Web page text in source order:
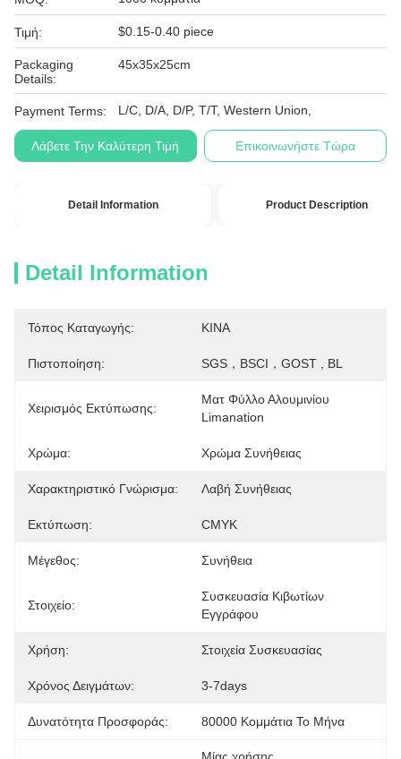
Τιμή: $0.15-0.40 piece
Packaging
Details:
45x35x25cm
Payment Terms: L/C, D/A, D/P, T/T, Western Union,
Λάβετε Την Καλύτερη Τιμή Επικοινωνήστε Τώρα
Detail Information Product Description
Detail Information
Τόπος Καταγωγής: ΚΙΝΑ
Πιστοποίηση: SGS，BSCI，GOST , BL
Χειρισμός Εκτύπωσης:
Ματ Φύλλο Αλουμινίου
Limanation
Χρώμα: Χρώμα Συνήθειας
Χαρακτηριστικό Γνώρισμα: Λαβή Συνήθειας
Εκτύπωση: CMYK
Μέγεθος: Συνήθεια
Στοιχείο:
Συσκευασία Κιβωτίων
Εγγράφου
Χρήση: Στοιχεία Συσκευασίας
Χρόνος Δειγμάτων: 3-7days
Δυνατότητα Προσφοράς: 80000 Κομμάτια Το Μήνα